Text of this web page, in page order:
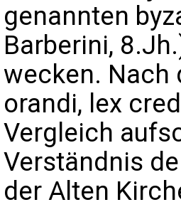
genannten
Barberini,
wecken. Nach
orandi, lex
Vergleich
Verständnis
der Alten